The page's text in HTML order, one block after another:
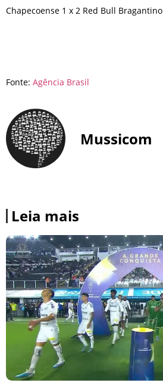
Chapecoense 1 x 2 Red Bull Bragantino
Fonte: Agência Brasil
Mussicom
Leia mais